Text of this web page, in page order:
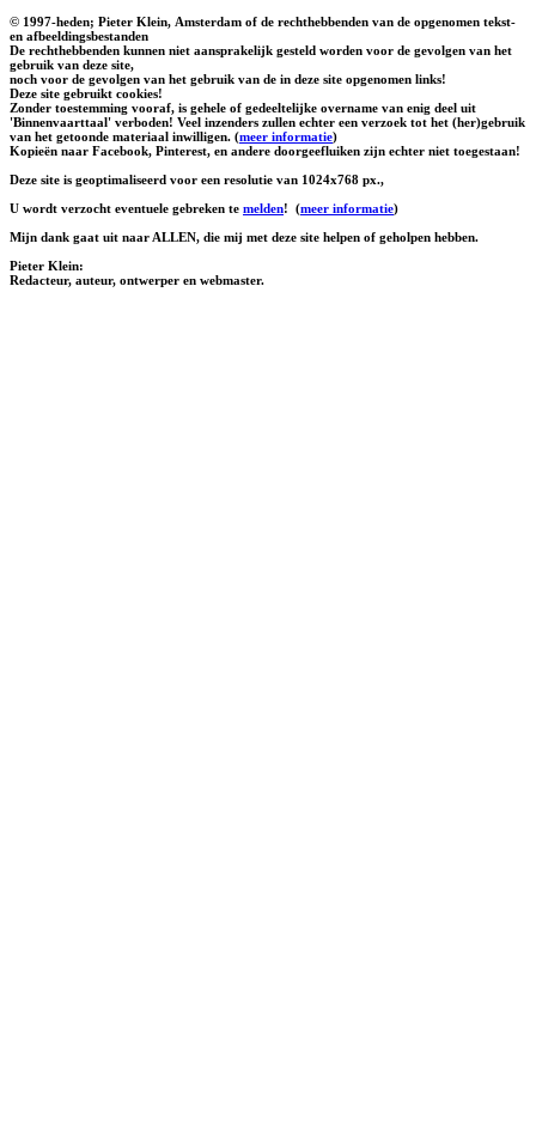
© 1997-heden; Pieter Klein, Amsterdam of de rechthebbenden van de opgenomen tekst-
en afbeeldingsbestanden
De rechthebbenden kunnen niet aansprakelijk gesteld worden voor de gevolgen van het
gebruik van deze site,
noch voor de gevolgen van het gebruik van de in deze site opgenomen links!
Deze site gebruikt cookies!
Zonder toestemming vooraf, is gehele of gedeeltelijke overname van enig deel uit
'Binnenvaarttaal' verboden! Veel inzenders zullen echter een verzoek tot het (her)gebruik
van het getoonde materiaal inwilligen. (meer informatie)
Kopieën naar Facebook, Pinterest, en andere doorgeefluiken zijn echter niet toegestaan!
Deze site is geoptimaliseerd voor een resolutie van 1024x768 px.,
U wordt verzocht eventuele gebreken te melden! (meer informatie)
Mijn dank gaat uit naar ALLEN, die mij met deze site helpen of geholpen hebben.
Pieter Klein:
Redacteur, auteur, ontwerper en webmaster.